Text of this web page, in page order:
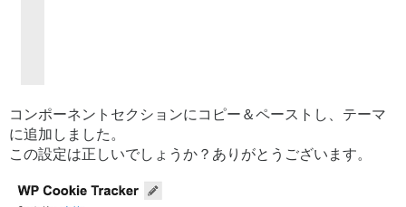
コンポーネントセクションにコピー＆ペーストし、テーマ
に追加しました。
この設定は正しいでしょうか？ありがとうございます。